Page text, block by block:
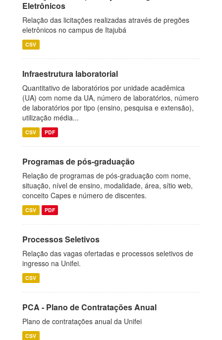
Eletrônicos
Relação das licitações realizadas através de pregões
eletrônicos no campus de Itajubá
CSV
Infraestrutura laboratorial
Quantitativo de laboratórios por unidade acadêmica
(UA) com nome da UA, número de laboratórios, número
de laboratórios por tipo (ensino, pesquisa e extensão),
utilização média...
CSV PDF
Programas de pós-graduação
Relação de programas de pós-graduação com nome,
situação, nível de ensino, modalidade, área, sítio web,
conceito Capes e número de discentes.
CSV PDF
Processos Seletivos
Relação das vagas ofertadas e processos seletivos de
ingresso na Unifei.
CSV
PCA - Plano de Contratações Anual
Plano de contratações anual da Unifei
CSV